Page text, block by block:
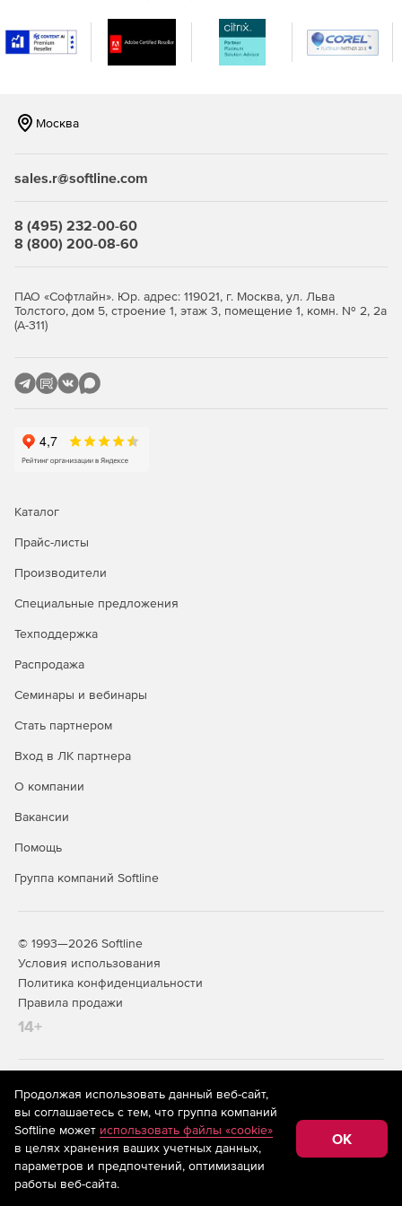
разными операционными системами. Поддержка
мониторинга серверов Windows, Linux, Solaris, HP UX и
IBM AIX.
SQL.
Мониторинг серверов на предмет нагрузки на
центральный процессор, память и жесткий диск,
сервисов, служб Windows, процессов,
файлов и папок.
Использование разнообразных инструментов
подключение к серверам и браузеру.
автоматизации бизнес-процессов.
Автоматизация исправления неполадок; запуск
Интеграция со службой HelpDesk для
тенденций производительности, использования и
пропускной способности сети.
Отправка отчетов по электронной почте, сохранение
Москва
sales.r@softline.com
8 (495) 232-00-60
8 (800) 200-08-60
ПАО «Софтлайн». Юр. адрес: 119021, г. Москва, ул. Льва
Толстого, дом 5, строение 1, этаж 3, помещение 1, комн. № 2, 2а
(А-311)
Каталог
Прайс-листы
Производители
Специальные предложения
Техподдержка
Распродажа
Семинары и вебинары
Стать партнером
Вход в ЛК партнера
О компании
Вакансии
Помощь
Группа компаний Softline
© 1993—2026 Softline
Условия использования
Политика конфиденциальности
Правила продажи
14+
На информационном ресурсе store.softline.ru применяются
рекомендательные технологии
(информационные технологии
предоставления информации на основе сбора,
систематизации и анализа сведений, относящихся к
предпочтениям пользователей сети «Интернет»,
находящихся на территории Российской Федерации)
Продолжая использовать данный веб-сайт,
вы соглашаетесь с тем, что группа компаний
Softline может использовать файлы «cookie»
в целях хранения ваших учетных данных,
параметров и предпочтений, оптимизации
работы веб-сайта.
OK